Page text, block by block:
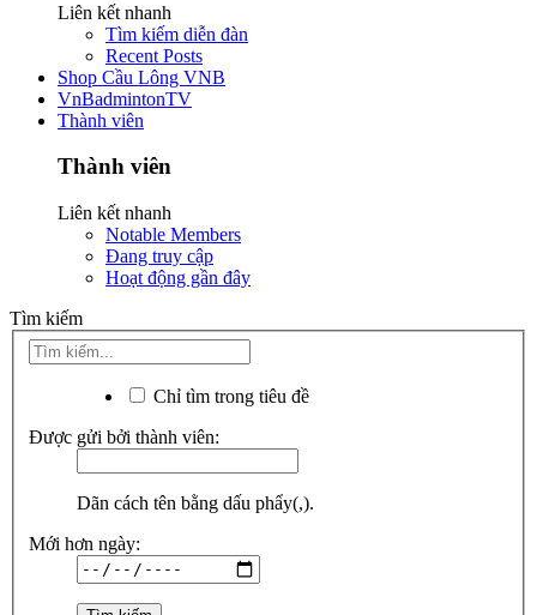
Liên kết nhanh
Tìm kiếm diễn đàn
Recent Posts
Shop Cầu Lông VNB
VnBadmintonTV
Thành viên
Thành viên
Liên kết nhanh
Notable Members
Đang truy cập
Hoạt động gần đây
Tìm kiếm
Chỉ tìm trong tiêu đề
Được gửi bởi thành viên:
Dãn cách tên bằng dấu phẩy(,).
Mới hơn ngày: